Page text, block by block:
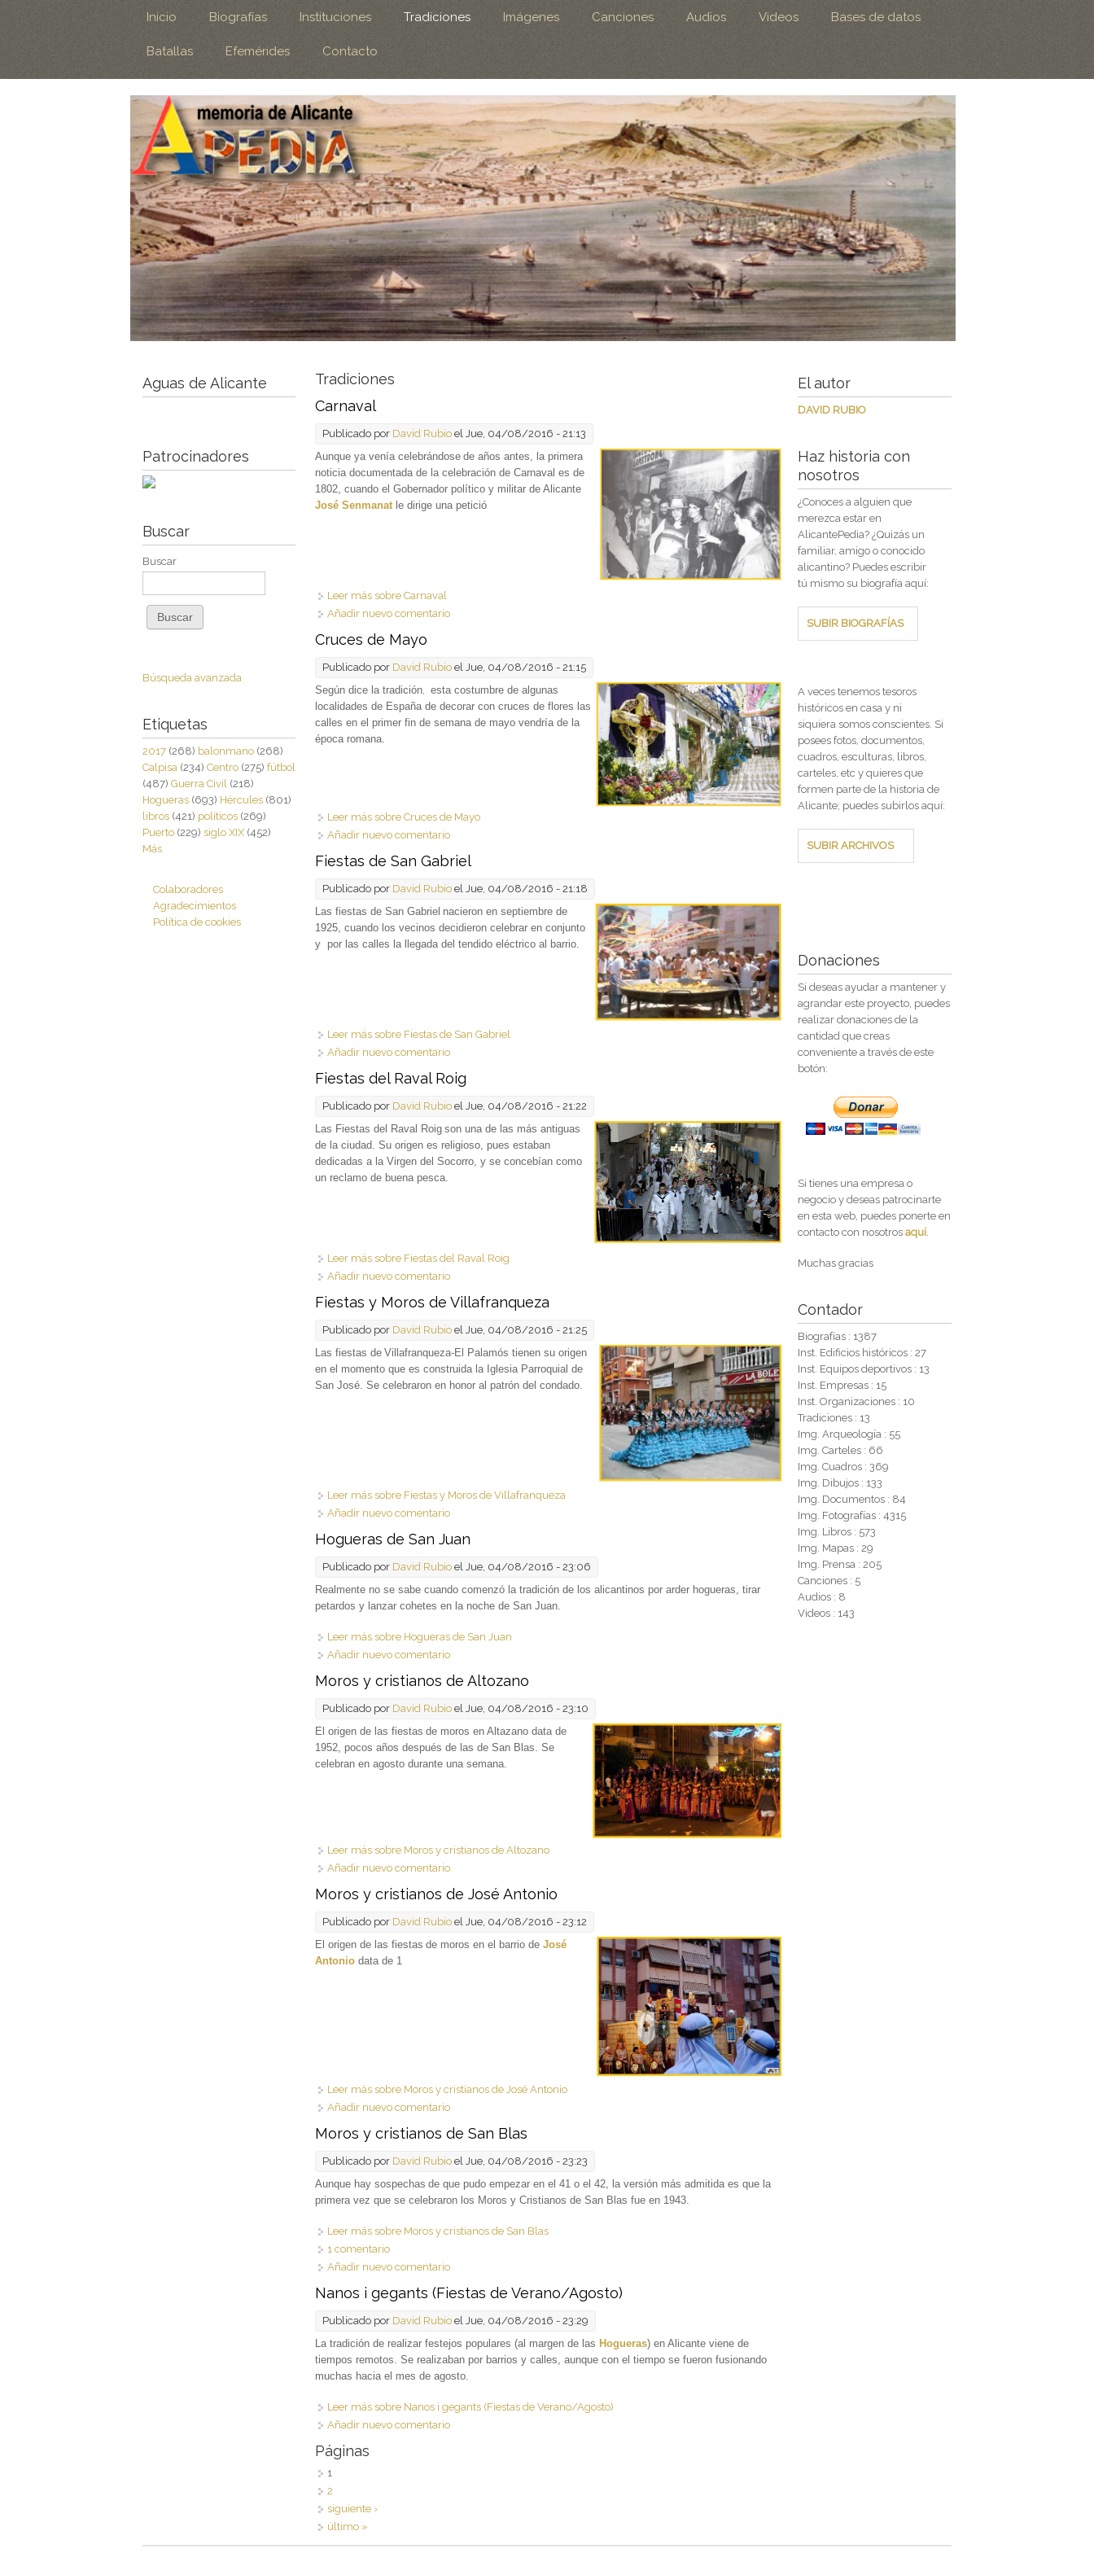
Inicio Biografías Instituciones Tradiciones Imágenes Canciones Audios Videos Bases de datos
Batallas Efemérides Contacto
Tradiciones
Carnaval
Publicado por David Rubio el Jue, 04/08/2016 - 21:13
Aunque ya venía celebrándose de años antes, la primera
noticia documentada de la celebración de Carnaval es de
1802, cuando el Gobernador político y militar de Alicante
José Senmanatle dirige una petició
Leer más sobre Carnaval
Añadir nuevo comentario
Cruces de Mayo
Publicado por David Rubio el Jue, 04/08/2016 - 21:15
Según dice la tradición, esta costumbre de algunas
localidades de España de decorar con cruces de flores las
calles en el primer fin de semana de mayo vendría de la
época romana.
Leer más sobre Cruces de Mayo
Añadir nuevo comentario
Fiestas de San Gabriel
Publicado por David Rubio el Jue, 04/08/2016 - 21:18
Las fiestas de San Gabriel nacieron en septiembre de
1925, cuando los vecinos decidieron celebrar en conjunto
y por las calles la llegada del tendido eléctrico al barrio.
Leer más sobre Fiestas de San Gabriel
Añadir nuevo comentario
Fiestas del Raval Roig
Publicado por David Rubio el Jue, 04/08/2016 - 21:22
Las Fiestas del Raval Roig son una de las más antiguas
de la ciudad. Su origen es religioso, pues estaban
dedicadas a la Virgen del Socorro, y se concebían como
un reclamo de buena pesca.
Leer más sobre Fiestas del Raval Roig
Añadir nuevo comentario
Fiestas y Moros de Villafranqueza
Publicado por David Rubio el Jue, 04/08/2016 - 21:25
Las fiestas de Villafranqueza-El Palamós tienen su origen
en el momento que es construida la Iglesia Parroquial de
San José. Se celebraron en honor al patrón del condado.
Leer más sobre Fiestas y Moros de Villafranqueza
Añadir nuevo comentario
Hogueras de San Juan
Publicado por David Rubio el Jue, 04/08/2016 - 23:06
Realmente no se sabe cuandocomenzó la tradición de los alicantinos por arder hogueras, tirar
petardos y lanzar cohetes en la noche de San Juan.
Leer más sobre Hogueras de San Juan
Añadir nuevo comentario
Moros y cristianos de Altozano
Publicado por David Rubio el Jue, 04/08/2016 - 23:10
El origen de las fiestas de moros en Altazano data de
1952, pocos años después de las de San Blas. Se
celebran en agosto durante una semana.
Leer más sobre Moros y cristianos de Altozano
Añadir nuevo comentario
Moros y cristianos de José Antonio
Publicado por David Rubio el Jue, 04/08/2016 - 23:12
El origen de las fiestas de moros en el barrio deJosé
Antonio data de 1
Leer más sobre Moros y cristianos de José Antonio
Añadir nuevo comentario
Moros y cristianos de San Blas
Publicado por David Rubio el Jue, 04/08/2016 - 23:23
Aunque hay sospechas de que pudo empezar en el 41 o el 42, la versión más admitida es que la
primera vez que se celebraron los Moros y Cristianos de San Blas fue en 1943.
Leer más sobre Moros y cristianos de San Blas
1 comentario
Añadir nuevo comentario
Nanos i gegants (Fiestas de Verano/Agosto)
Publicado por David Rubio el Jue, 04/08/2016 - 23:29
La tradición de realizarfestejos populares (al margen de las Hogueras) en Alicante viene de
tiempos remotos. Se realizaban por barrios y calles, aunque con el tiempo se fueron fusionando
muchas hacia el mes de agosto.
Leer más sobre Nanos i gegants (Fiestas de Verano/Agosto)
Añadir nuevo comentario
Páginas
1
2
siguiente ›
último »
Aguas de Alicante
Patrocinadores
Buscar
Buscar
Búsqueda avanzada
Etiquetas
2017 (268) balonmano (268)
Calpisa (234) Centro (275) fútbol
(487) Guerra Civil (218)
Hogueras (693) Hércules (801)
libros (421) políticos (269)
Puerto (229) siglo XIX (452)
Más
Colaboradores
Agradecimientos
Política de cookies
El autor
DAVID RUBIO
Haz historia con
nosotros
¿Conoces a alguien que
merezca estar en
AlicantePedia? ¿Quizás un
familiar, amigo o conocido
alicantino? Puedes escribir
tú mismo su biografía aquí:
SUBIR BIOGRAFÍAS
A veces tenemos tesoros
históricos en casa y ni
siquiera somos conscientes. Si
posees fotos, documentos,
cuadros, esculturas, libros,
carteles, etc y quieres que
formen parte de la historia de
Alicante; puedes subirlos aquí:
SUBIR ARCHIVOS
Donaciones
Si deseas ayudar a mantener y
agrandar este proyecto, puedes
realizar donaciones de la
cantidad que creas
conveniente a través de este
botón:
Si tienes una empresa o
negocio y deseas patrocinarte
en esta web, puedes ponerte en
contacto con nosotrosaquí.
Muchas gracias
Contador
Biografías : 1387
Inst. Edificios históricos : 27
Inst. Equipos deportivos : 13
Inst. Empresas : 15
Inst. Organizaciones : 10
Tradiciones : 13
Img. Arqueología : 55
Img. Carteles : 66
Img. Cuadros : 369
Img. Dibujos : 133
Img. Documentos : 84
Img. Fotografías : 4315
Img. Libros : 573
Img. Mapas : 29
Img. Prensa : 205
Canciones : 5
Audios : 8
Videos : 143